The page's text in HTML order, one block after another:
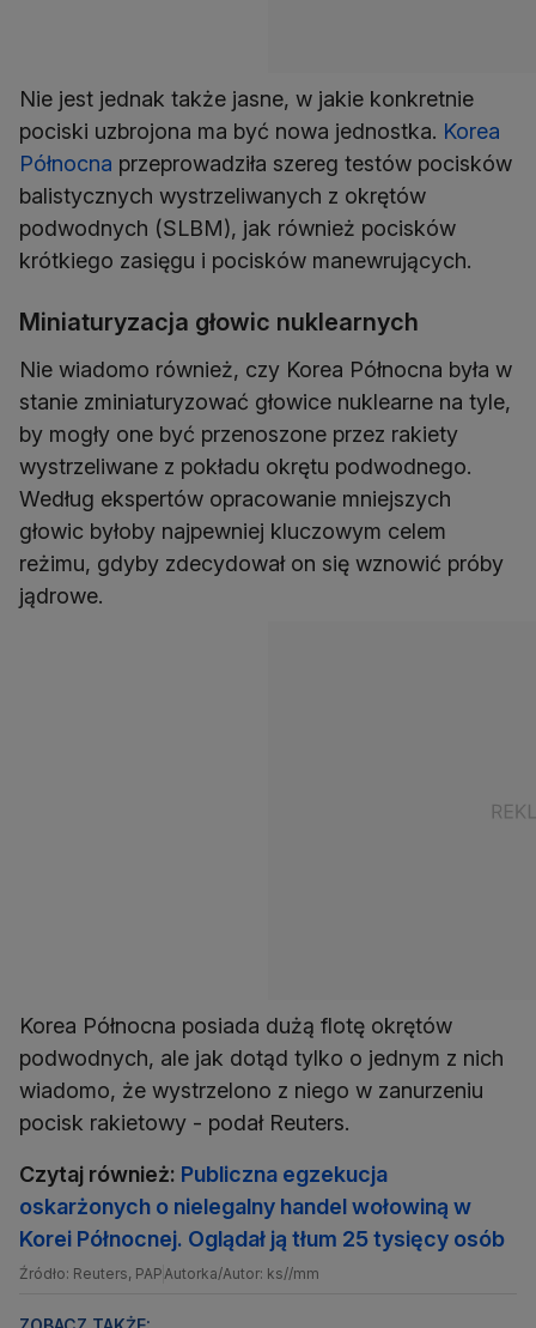
Nie jest jednak także jasne, w jakie konkretnie
pociski uzbrojona ma być nowa jednostka. Korea
Północna przeprowadziła szereg testów pocisków
balistycznych wystrzeliwanych z okrętów
podwodnych (SLBM), jak również pocisków
krótkiego zasięgu i pocisków manewrujących.
Miniaturyzacja głowic nuklearnych
Nie wiadomo również, czy Korea Północna była w
stanie zminiaturyzować głowice nuklearne na tyle,
by mogły one być przenoszone przez rakiety
wystrzeliwane z pokładu okrętu podwodnego.
Według ekspertów opracowanie mniejszych
głowic byłoby najpewniej kluczowym celem
reżimu, gdyby zdecydował on się wznowić próby
jądrowe.
Korea Północna posiada dużą flotę okrętów
podwodnych, ale jak dotąd tylko o jednym z nich
wiadomo, że wystrzelono z niego w zanurzeniu
pocisk rakietowy - podał Reuters.
Czytaj również: Publiczna egzekucja
oskarżonych o nielegalny handel wołowiną w
Korei Północnej. Oglądał ją tłum 25 tysięcy osób
Źródło: Reuters, PAPAutorka/Autor: ks//mm